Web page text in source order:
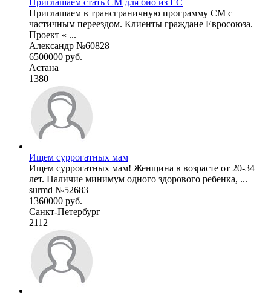
Приглашаем в трансграничную программу СМ с
частичным переездом. Клиенты граждане Евросоюза.
Проект « ...
Александр №60828
6500000 руб.
Астана
1380
Ищем суррогатных мам
Ищем суррогатных мам! Женщина в возрасте от 20-34
лет. Наличие минимум одного здорового ребенка, ...
surmd №52683
1360000 руб.
Санкт-Петербург
2112